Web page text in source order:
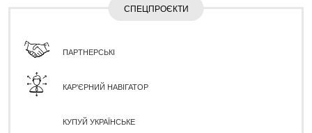
СПЕЦПРОЄКТИ
ПАРТНЕРСЬКІ
КАР'ЄРНИЙ НАВІГАТОР
КУПУЙ УКРАЇНСЬКЕ